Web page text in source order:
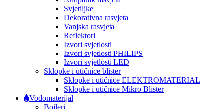
Svjetiljke
Dekorativna rasvjeta
Vanjska rasvjeta
Reflektori
Izvori svjetlosti
Izvori svjetlosti PHILIPS
Izvori svjetlosti LED
Sklopke i utičnice blister
Sklopke i utičnice ELEKTROMATERIAL
Sklopke i utičnice Mikro Blister
Vodomaterijal
Bojleri